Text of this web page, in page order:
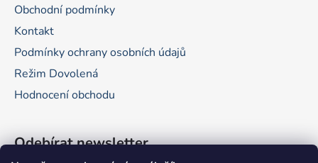
Obchodní podmínky
Kontakt
Podmínky ochrany osobních údajů
Režim Dovolená
Hodnocení obchodu
Odebírat newsletter